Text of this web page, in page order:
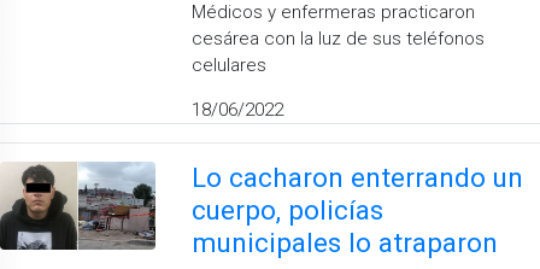
Médicos y enfermeras practicaron
cesárea con la luz de sus teléfonos
celulares
18/06/2022
Lo cacharon enterrando un
cuerpo, policías
municipales lo atraparon